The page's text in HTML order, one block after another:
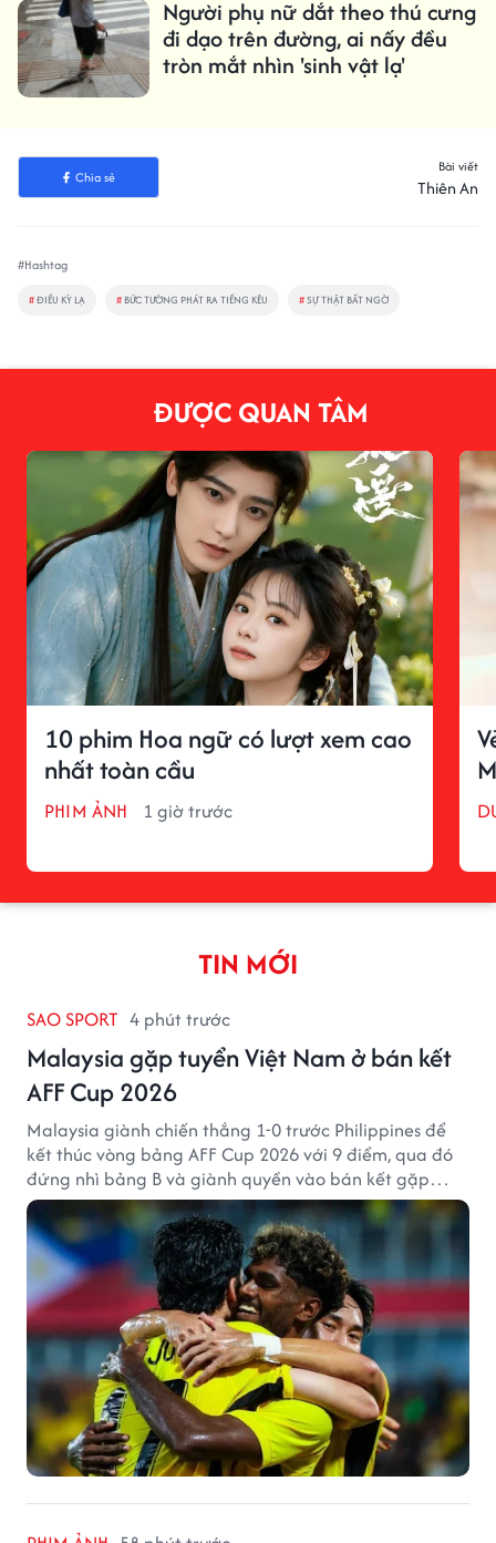
Người phụ nữ dắt theo thú cưng
đi dạo trên đường, ai nấy đều
tròn mắt nhìn 'sinh vật lạ'
Chia sẻ
Bài viết
Thiên An
#Hashtag
#ĐIỀU KỲ LẠ # BỨC TƯỜNG PHÁT RA TIẾNG KÊU #SỰ THẬT BẤT NGỜ
ĐƯỢC QUAN TÂM
10 phim Hoa ngữ có lượt xem cao
nhất toàn cầu
PHIM ẢNH 1 giờ trước
TIN MỚI
SAO SPORT 4 phút trước
Malaysia gặp tuyển Việt Nam ở bán kết
AFF Cup 2026
Malaysia giành chiến thắng 1-0 trước Philippines để
kết thúc vòng bảng AFF Cup 2026 với 9 điểm, qua đó
đứng nhì bảng B và giành quyền vào bán kết gặp
tuyển Việt Nam.